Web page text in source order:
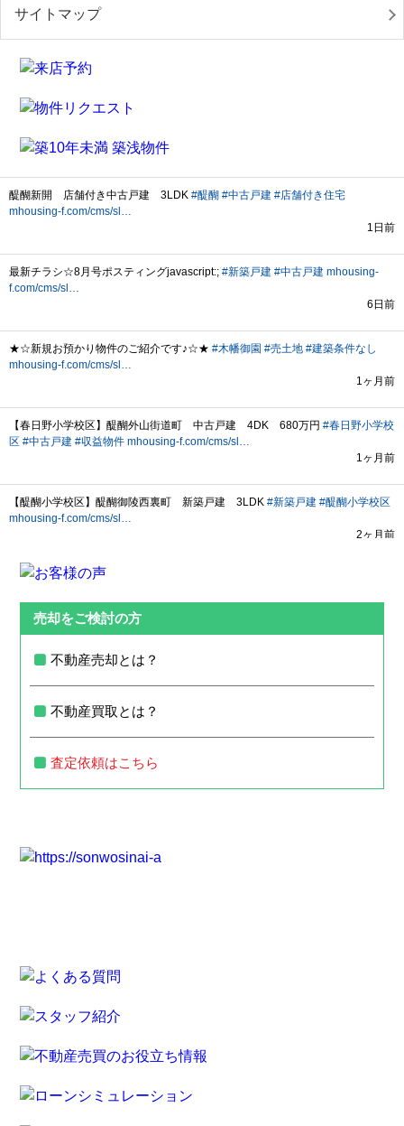
サイトマップ
売却をご検討の方
不動産売却とは？
不動産買取とは？
査定依頼はこちら